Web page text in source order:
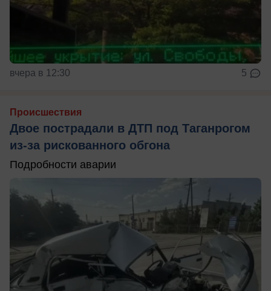
вчера в 12:30 5
Происшествия
Двое пострадали в ДТП под Таганрогом
из-за рискованного обгона
Подробности аварии